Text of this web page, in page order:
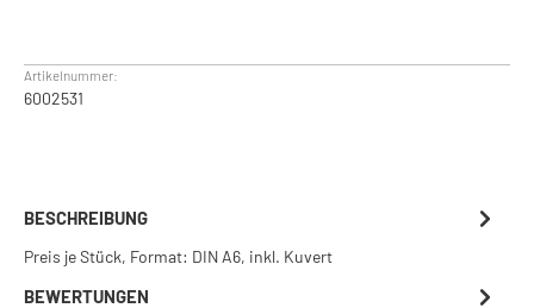
Artikelnummer:
6002531
BESCHREIBUNG
Preis je Stück, Format: DIN A6, inkl. Kuvert
BEWERTUNGEN